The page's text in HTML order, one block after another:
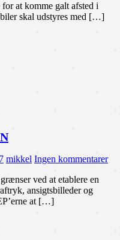
at komme galt afsted i
skal udstyres med […]
mikkel Ingen kommentarer
ved at etablere en
ansigtsbilleder og
at […]